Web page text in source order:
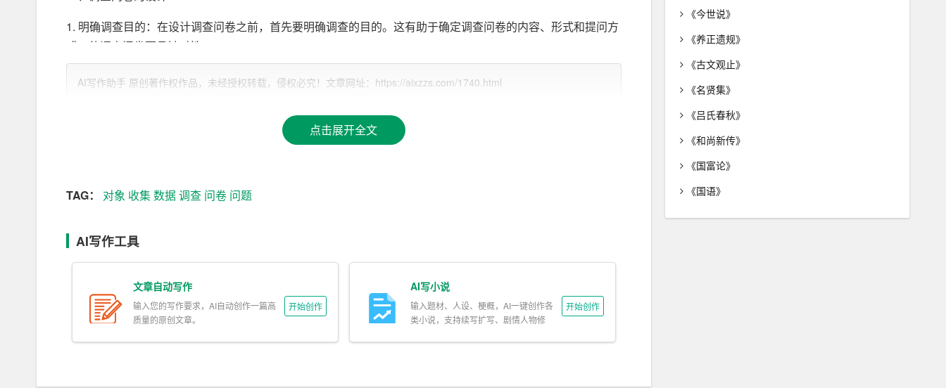
1. 明确调查目的：在设计调查问卷之前，首先要明确调查的目的。这有助于确定调查问卷的内容、形式和提问方
式，使调查问卷更具针对性。
2. 确定调查对象：明确调查的对象，包括年龄、性别、职业、地域等特征。这有助于提高调查问卷的适用性，确
3. 制定调查内容：根据调查目的和调查对象，制定调查问卷的具体内容。调查内容应包括事实性问题（如年龄、
性别等）和态度性问题（如看法、意见等）。
意问题的布局，使问卷结构清晰，便于填写。
空题、判断题和简答题等。
6. 语言表达：调查问卷的问题应采用简洁、通俗的语言，避免使用专业术语和模糊不清的表述。同时，注意问题
的中立性，避免引导性问题。
AI写作助手 原创著作权作品，未经授权转载，侵权必究！文章网址：https://aixzzs.com/1740.html
点击展开全文
TAG： 对象 收集数据调查 问卷 问题
AI写作工具
文章自动写作
输入您的写作要求，AI自动创作一篇高
质量的原创文章。
开始创作
AI写小说
输入题材、人设、梗概，AI一键创作各
类小说，支持续写扩写、剧情人物修
开始创作
《今世说》
《养正遗规》
《古文观止》
《名贤集》
《吕氏春秋》
《和尚新传》
《国富论》
《国语》